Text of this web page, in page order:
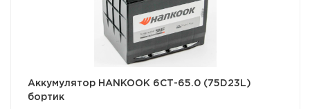
Аккумулятор HANKOOK 6СТ-65.0 (75D23L)
бортик